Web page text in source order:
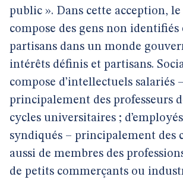
public ». Dans cette acception,
compose des gens non identifiés
partisans dans un monde
intérêts définis et partisans.
compose d’intellectuels salariés –
principalement des professeurs
cycles universitaires ;
syndiqués – principalement des
aussi de membres des
de petits commerçants ou